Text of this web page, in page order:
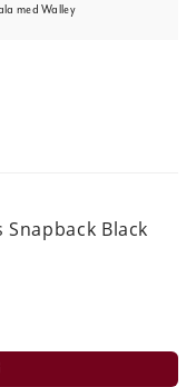
med Walley
Snapback Black